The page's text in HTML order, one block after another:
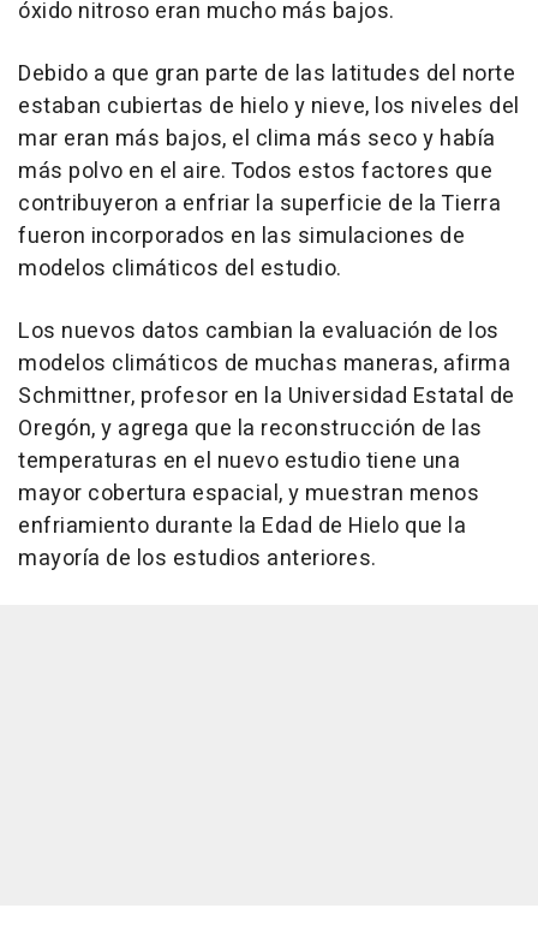
óxido nitroso eran mucho más bajos.
Debido a que gran parte de las latitudes del norte
estaban cubiertas de hielo y nieve, los niveles del
mar eran más bajos, el clima más seco y había
más polvo en el aire. Todos estos factores que
contribuyeron a enfriar la superficie de la Tierra
fueron incorporados en las simulaciones de
modelos climáticos del estudio.
Los nuevos datos cambian la evaluación de los
modelos climáticos de muchas maneras, afirma
Schmittner, profesor en la Universidad Estatal de
Oregón, y agrega que la reconstrucción de las
temperaturas en el nuevo estudio tiene una
mayor cobertura espacial, y muestran menos
enfriamiento durante la Edad de Hielo que la
mayoría de los estudios anteriores.